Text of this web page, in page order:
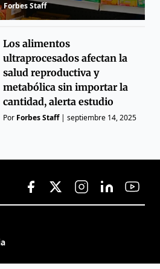
Forbes Staff
Los alimentos
ultraprocesados afectan la
salud reproductiva y
metabólica sin importar la
cantidad, alerta estudio
Por Forbes Staff|septiembre 14, 2025